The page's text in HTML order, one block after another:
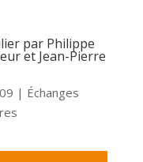
par Philippe
et Jean-Pierre
| Échanges